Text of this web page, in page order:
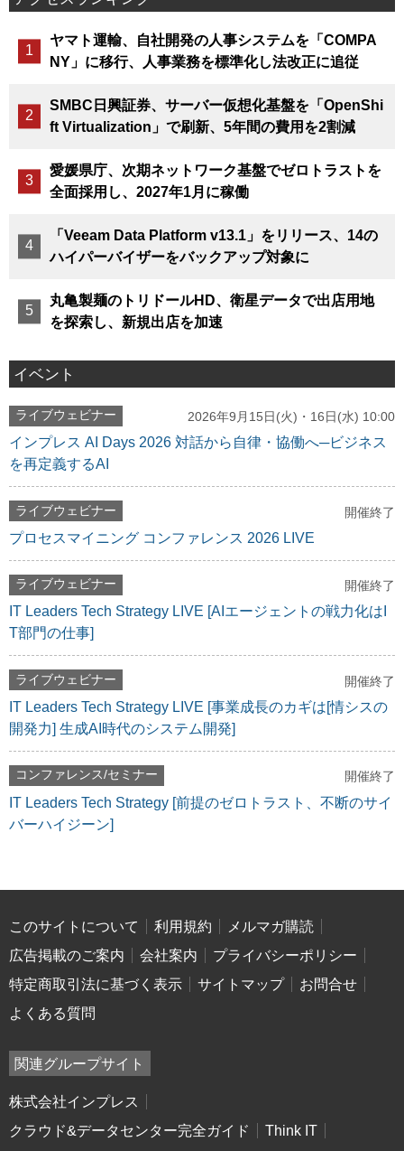
ヤマト運輸、自社開発の人事システムを「COMPA
NY」に移行、人事業務を標準化し法改正に追従
SMBC日興証券、サーバー仮想化基盤を「OpenShi
ft Virtualization」で刷新、5年間の費用を2割減
愛媛県庁、次期ネットワーク基盤でゼロトラストを
全面採用し、2027年1月に稼働
「Veeam Data Platform v13.1」をリリース、14の
ハイパーバイザーをバックアップ対象に
丸亀製麺のトリドールHD、衛星データで出店用地
を探索し、新規出店を加速
イベント
ライブウェビナー 2026年9月15日(火)・16日(水) 10:00
インプレス AI Days 2026 対話から自律・協働へ─ビジネス
を再定義するAI
ライブウェビナー 開催終了
プロセスマイニング コンファレンス 2026 LIVE
ライブウェビナー 開催終了
IT Leaders Tech Strategy LIVE [AIエージェントの戦力化はI
T部門の仕事]
ライブウェビナー 開催終了
IT Leaders Tech Strategy LIVE [事業成長のカギは[情シスの
開発力] 生成AI時代のシステム開発]
コンファレンス/セミナー 開催終了
IT Leaders Tech Strategy [前提のゼロトラスト、不断のサイ
バーハイジーン]
このサイトについて 利用規約
メルマガ購読
広告掲載のご案内
会社案内
プライバシーポリシー
特定商取引法に基づく表示
サイトマップ
お問合せ
よくある質問
関連グループサイト
株式会社インプレス
クラウド&データセンター完全ガイド
Think IT